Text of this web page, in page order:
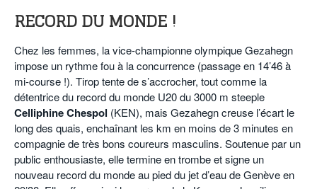
RECORD DU MONDE !
Chez les femmes, la vice-championne olympique Gezahegn
impose un rythme fou à la concurrence (passage en 14’46 à
mi-course !). Tirop tente de s’accrocher, tout comme la
détentrice du record du monde U20 du 3000 m steeple
Celliphine Chespol (KEN), mais Gezahegn creuse l’écart le
long des quais, enchaînant les km en moins de 3 minutes en
compagnie de très bons coureurs masculins. Soutenue par un
public enthousiaste, elle termine en trombe et signe un
nouveau record du monde au pied du jet d’eau de Genève en